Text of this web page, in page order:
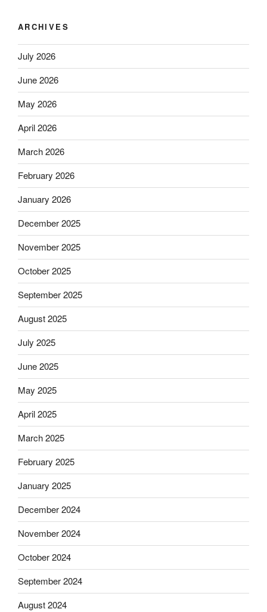
ARCHIVES
July 2026
June 2026
May 2026
April 2026
March 2026
February 2026
January 2026
December 2025
November 2025
October 2025
September 2025
August 2025
July 2025
June 2025
May 2025
April 2025
March 2025
February 2025
January 2025
December 2024
November 2024
October 2024
September 2024
August 2024